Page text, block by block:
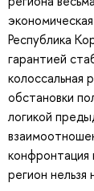
Республика
гарантией
колоссальная
обстановки
логикой
конфронтация
регион нельзя